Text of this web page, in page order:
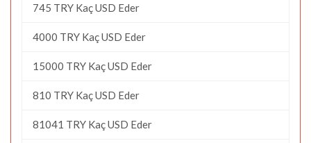
745 TRY Kaç USD Eder
4000 TRY Kaç USD Eder
15000 TRY Kaç USD Eder
810 TRY Kaç USD Eder
81041 TRY Kaç USD Eder